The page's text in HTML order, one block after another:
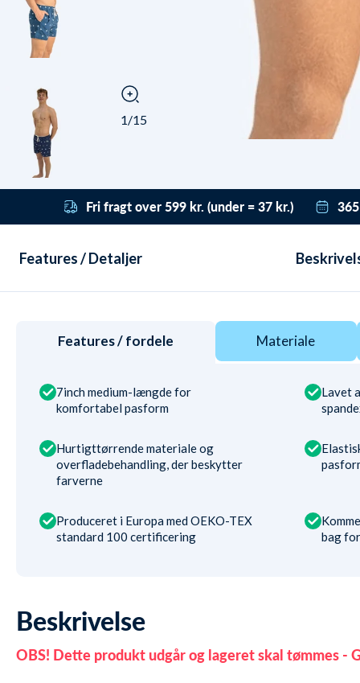
1/15
Fri fragt over 599 kr. (under = 37 kr.)
levering fra kun 37 kr. Leveringen er dag-til-
få
Features / Detaljer
Beskrivelse
OBS! Dette produkt udgår og lageret skal tømmes -
Features / fordele
7inch medium-længde for
komfortabel pasform
Lavet
Hurtigttørrende materiale og
overfladebehandling, der beskytter
farverne
Produceret i Europa med OEKO-TEX
standard 100 certificering
bag
Materiale